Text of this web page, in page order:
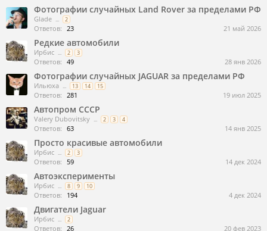
Фотографии случайных Land Rover за пределами РФ
Glade ... 2
Ответов: 23 21 май 2026
Редкие автомобили
Ирбис ... 2 3
Ответов: 49 28 янв 2026
Фотографии случайных JAGUAR за пределами РФ
Ильюха ... 13 14 15
Ответов: 281 19 июл 2025
Автопром СССР
Valery Dubovitsky ... 2 3 4
Ответов: 63 14 янв 2025
Просто красивые автомобили
Ирбис ... 2 3
Ответов: 59 14 дек 2024
Автоэксперименты
Ирбис ... 8 9 10
Ответов: 194 4 дек 2024
Двигатели Jaguar
Ирбис ... 2
Ответов: 26 20 фев 2023